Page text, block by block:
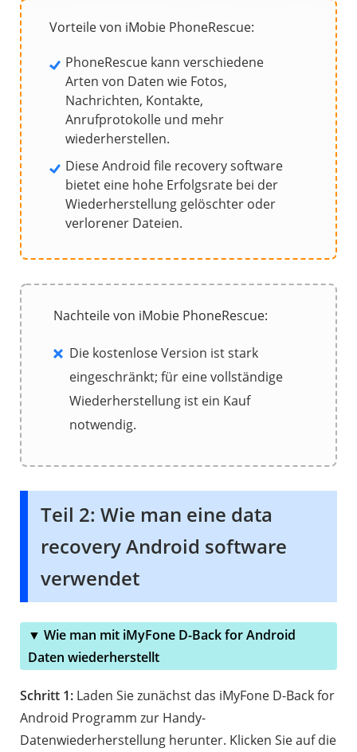
Vorteile von iMobie PhoneRescue:
PhoneRescue kann verschiedene
Arten von Daten wie Fotos,
Nachrichten, Kontakte,
Anrufprotokolle und mehr
wiederherstellen.
Diese Android file recovery software
bietet eine hohe Erfolgsrate bei der
Wiederherstellung gelöschter oder
verlorener Dateien.
Nachteile von iMobie PhoneRescue:
Die kostenlose Version ist stark
eingeschränkt; für eine vollständige
Wiederherstellung ist ein Kauf
notwendig.
Teil 2: Wie man eine data
recovery Android software
verwendet
▼ Wie man mit iMyFone D-Back for Android
Daten wiederherstellt
Schritt 1: Laden Sie zunächst das iMyFone D-Back for
Android Programm zur Handy-
Datenwiederherstellung herunter. Klicken Sie auf die